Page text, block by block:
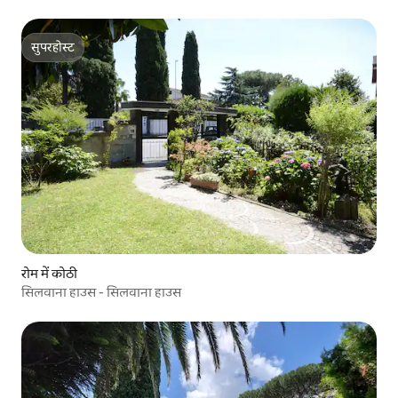
सुपरहोस्ट
सुपरहोस्ट
रोम में कोठी
सिलवाना हाउस - सिलवाना हाउस